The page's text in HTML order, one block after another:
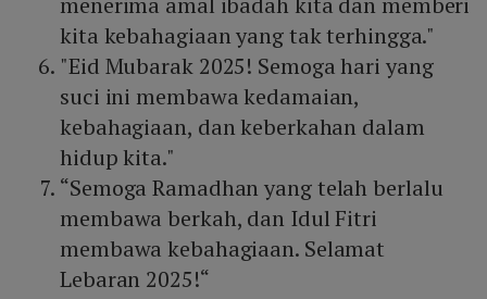
kita kebahagiaan yang tak terhingga."
"Eid Mubarak 2025! Semoga hari yang
suci ini membawa kedamaian,
kebahagiaan, dan keberkahan dalam
hidup kita."
“Semoga Ramadhan yang telah berlalu
membawa berkah, dan Idul Fitri
membawa kebahagiaan. Selamat
Lebaran 2025!“